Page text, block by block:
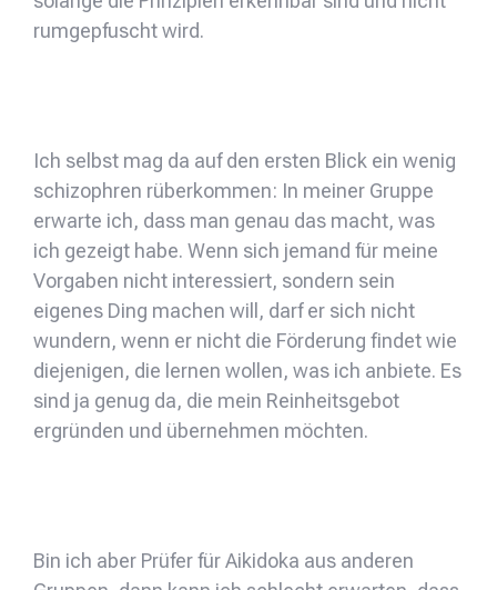
rumgepfuscht wird.
Ich selbst mag da auf den ersten Blick ein wenig
schizophren rüberkommen: In meiner Gruppe
erwarte ich, dass man genau das macht, was
ich gezeigt habe. Wenn sich jemand für meine
Vorgaben nicht interessiert, sondern sein
eigenes Ding machen will, darf er sich nicht
wundern, wenn er nicht die Förderung findet wie
diejenigen, die lernen wollen, was ich anbiete. Es
sind ja genug da, die mein Reinheitsgebot
ergründen und übernehmen möchten.
Bin ich aber Prüfer für Aikidoka aus anderen